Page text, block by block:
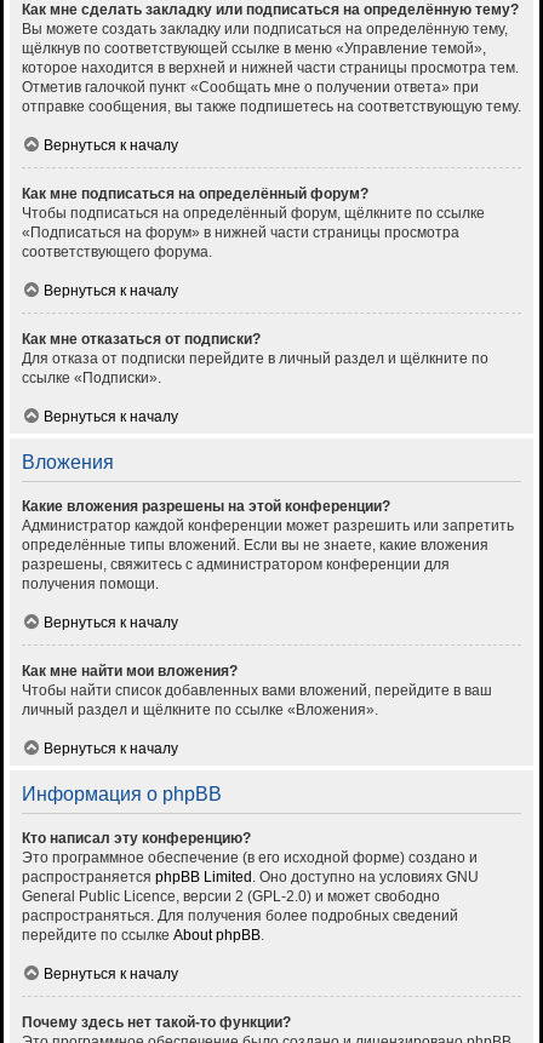
Как мне сделать закладку или подписаться на определённую тему?
Вы можете создать закладку или подписаться на определённую тему,
щёлкнув по соответствующей ссылке в меню «Управление темой»,
которое находится в верхней и нижней части страницы просмотра тем.
Отметив галочкой пункт «Сообщать мне о получении ответа» при
отправке сообщения, вы также подпишетесь на соответствующую тему.
Вернуться к началу
Как мне подписаться на определённый форум?
Чтобы подписаться на определённый форум, щёлкните по ссылке
«Подписаться на форум» в нижней части страницы просмотра
соответствующего форума.
Вернуться к началу
Как мне отказаться от подписки?
Для отказа от подписки перейдите в личный раздел и щёлкните по
ссылке «Подписки».
Вернуться к началу
Вложения
Какие вложения разрешены на этой конференции?
Администратор каждой конференции может разрешить или запретить
определённые типы вложений. Если вы не знаете, какие вложения
разрешены, свяжитесь с администратором конференции для
получения помощи.
Вернуться к началу
Как мне найти мои вложения?
Чтобы найти список добавленных вами вложений, перейдите в ваш
личный раздел и щёлкните по ссылке «Вложения».
Вернуться к началу
Информация о phpBB
Кто написал эту конференцию?
Это программное обеспечение (в его исходной форме) создано и
распространяется phpBB Limited . Оно доступно на условиях GNU
General Public Licence, версии 2 (GPL-2.0) и может свободно
распространяться. Для получения более подробных сведений
перейдите по ссылке About phpBB.
Вернуться к началу
Почему здесь нет такой-то функции?